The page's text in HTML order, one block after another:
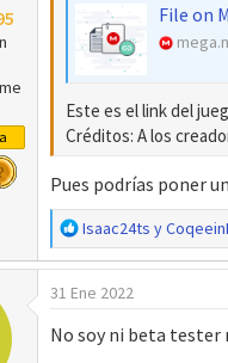
File on
Este es el link del
Créditos: A los
Pues podrías poner
R
e
a
c
i
Isaac24ts y
31 Ene 2022
No soy ni beta tester